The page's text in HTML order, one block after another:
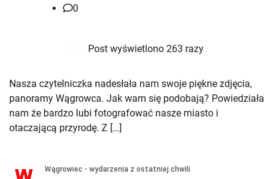
0
Post wyświetlono 263 razy
Nasza czytelniczka nadesłała nam swoje piękne zdjęcia,
panoramy Wągrowca. Jak wam się podobają? Powiedziała
nam że bardzo lubi fotografować nasze miasto i
otaczającą przyrodę. Z […]